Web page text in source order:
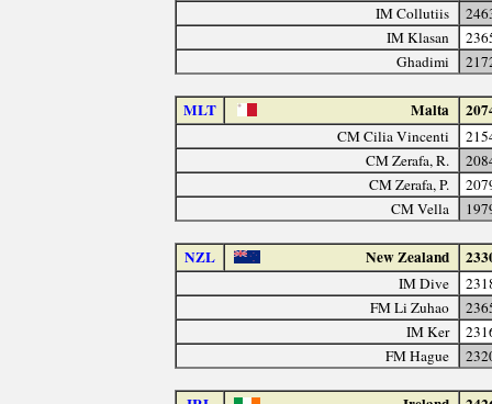
IM Collutiis
IM Klasan
Ghadimi
MLT Malta
CM Cilia Vincenti
CM Zerafa, R.
CM Zerafa, P.
CM Vella
NZL New Zealand
IM Dive
FM Li Zuhao
IM Ker
FM Hague